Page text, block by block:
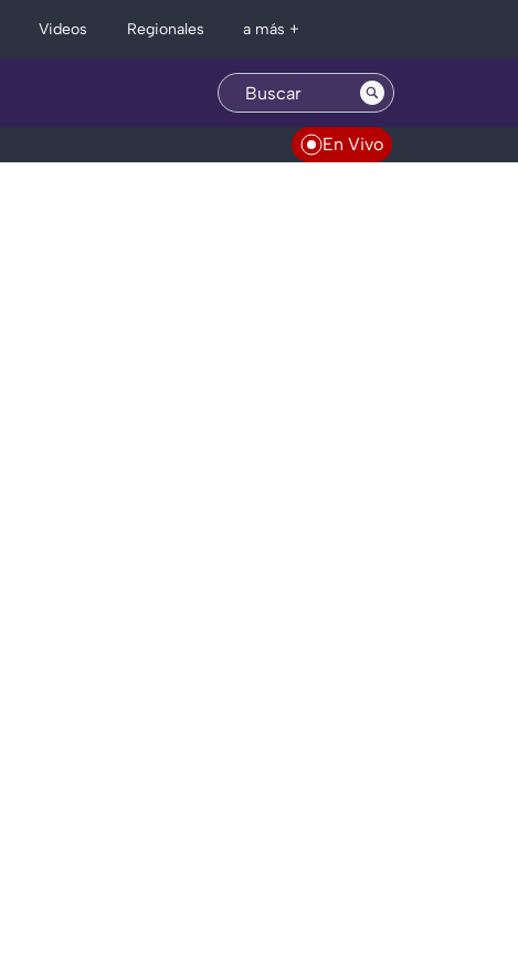
Videos Regionales a más +
En Vivo